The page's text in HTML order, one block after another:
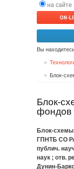
на сайте
ON-
Вы
Блок-
Блок-
фондов
Блок-схемы
ГПНТБ СО
публич.
наук ; отв.
Дунин-